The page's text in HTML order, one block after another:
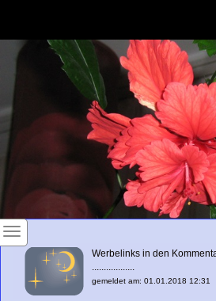
Werbelinks in den
..................
gemeldet am: 01.01.2018 12:31